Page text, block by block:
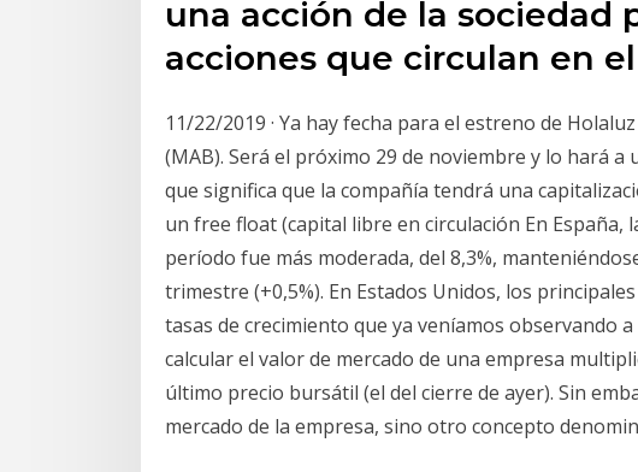
una acción de la sociedad
acciones que circulan en
11/22/2019 · Ya hay fecha para el estreno de
(MAB). Será el próximo 29 de noviembre y lo hará
que significa que la compañía tendrá una
un free float (capital libre en circulación En España,
período fue más moderada, del 8,3%,
trimestre (+0,5%). En Estados Unidos, los
tasas de crecimiento que ya veníamos observando
calcular el valor de mercado de una empresa
último precio bursátil (el del cierre de ayer). Sin
mercado de la empresa, sino otro concepto